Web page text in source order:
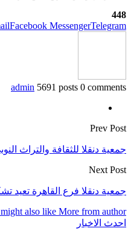
448
Facebook MessengerTelegram
admin 5691 posts 0 comments
Prev Post
جمعية دنقلا للثقافة والتراث
Next Post
جمعية دنقلا فرع القاهرة تعيد
also like More from author
احدث الاخبار